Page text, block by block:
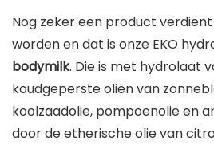
Nog zeker een product
worden en dat is onze EKO
bodymilk. Die is met hydrolaat
koudgeperste oliën van
koolzaadolie, pompoenolie en
door de etherische olie van